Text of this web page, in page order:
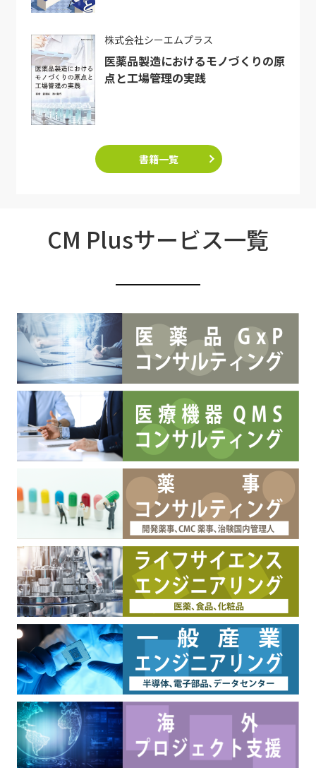
株式会社シーエムプラス
医薬品製造におけるモノづくりの原
点と工場管理の実践
書籍一覧
CM Plusサービス一覧